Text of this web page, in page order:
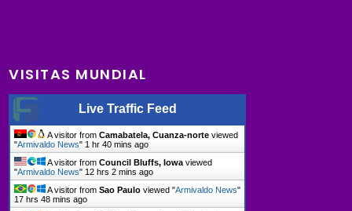
VISITAS MUNDIAL
Live Traffic Feed
A visitor fromCamabatela, Cuanza-norte viewed
"Armivaldo News" 1 hr 40 mins ago
A visitor fromCouncil Bluffs, Iowa viewed
"Armivaldo News" 12 hrs 2 mins ago
A visitor fromSao Paulo viewed "Armivaldo News"
17 hrs 48 mins ago